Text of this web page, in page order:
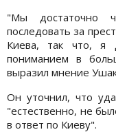
"Мы достаточно
последовать за
Киева, так что, я
пониманием в
выразил мнение
Он уточнил, что
"естественно, не
в ответ по Киеву".